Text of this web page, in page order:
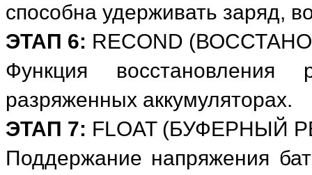
способна удерживать заряд,
ЭТАП 6: RECOND
Функция восстановления
разряженных аккумуляторах.
ЭТАП 7: FLOAT (БУФЕРНЫЙ
Поддержание напряжения